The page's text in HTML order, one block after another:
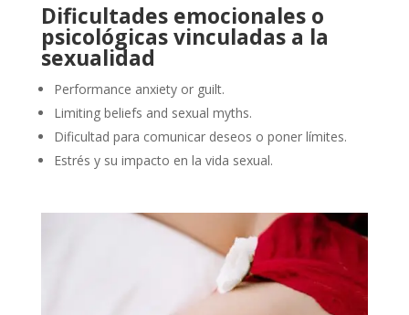
Dificultades emocionales o
psicológicas vinculadas a la
sexualidad
Performance anxiety or guilt.
Limiting beliefs and sexual myths.
Dificultad para comunicar deseos o poner límites.
Estrés y su impacto en la vida sexual.